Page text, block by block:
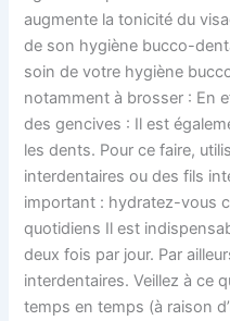
augmente la tonicité du
de son hygiène bucco-
soin de votre hygiène
notamment à brosser : En
des gencives : Il est
les dents. Pour ce faire,
interdentaires ou des fils
important : hydratez-vous
quotidiens Il est
deux fois par jour. Par
interdentaires. Veillez à ce
temps en temps (à raison